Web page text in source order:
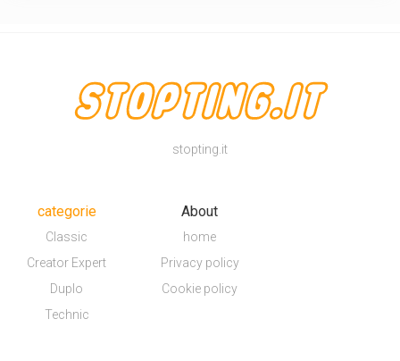
stopting.it
categorie
Classic
Creator Expert
Duplo
Technic
About
home
Privacy policy
Cookie policy